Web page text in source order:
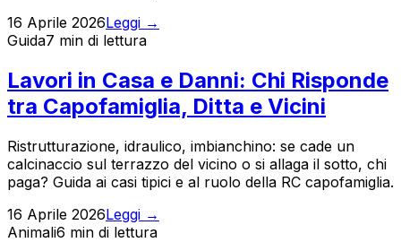
16 Aprile 2026Leggi →
Guida7 min di lettura
Lavori in Casa e Danni: Chi Risponde
tra Capofamiglia, Ditta e Vicini
Ristrutturazione, idraulico, imbianchino: se cade un
calcinaccio sul terrazzo del vicino o si allaga il sotto, chi
paga? Guida ai casi tipici e al ruolo della RC capofamiglia.
16 Aprile 2026Leggi →
Animali6 min di lettura